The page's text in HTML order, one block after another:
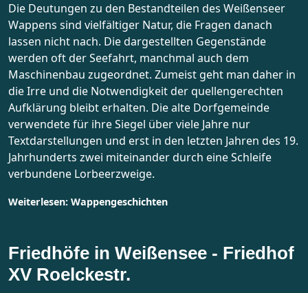
Die Deutungen zu den Bestandteilen des Weißenseer
Wappens sind vielfältiger Natur, die Fragen danach
lassen nicht nach. Die dargestellten Gegenstände
werden oft der Seefahrt, manchmal auch dem
Maschinenbau zugeordnet. Zumeist geht man daher in
die Irre und die Notwendigkeit der quellengerechten
Aufklärung bleibt erhalten. Die alte Dorfgemeinde
verwendete für ihre Siegel über viele Jahre nur
Textdarstellungen und erst in den letzten Jahren des 19.
Jahrhunderts zwei miteinander durch eine Schleife
verbundene Lorbeerzweige.
Weiterlesen: Wappengeschichten
Friedhöfe in Weißensee - Friedhof
XV Roelckestr.